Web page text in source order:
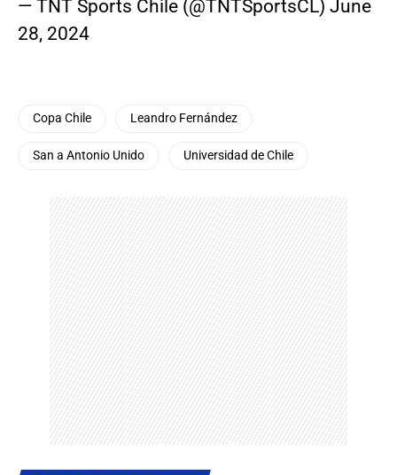
— TNT Sports Chile (@TNTSportsCL) June
28, 2024
Copa Chile Leandro Fernández
San a Antonio Unido Universidad de Chile